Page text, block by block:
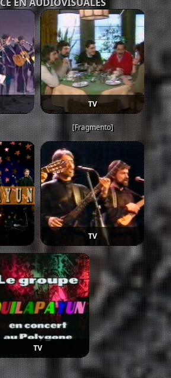
TV
[Fragmento]
TV
TV